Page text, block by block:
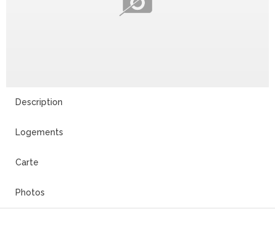
Description
Logements
Carte
Photos